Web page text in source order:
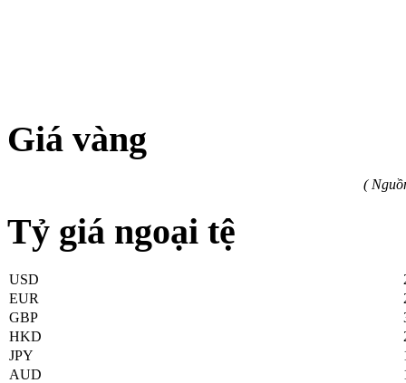
Giá vàng
(
Tỷ giá ngoại tệ
USD
EUR
GBP
HKD
JPY
AUD